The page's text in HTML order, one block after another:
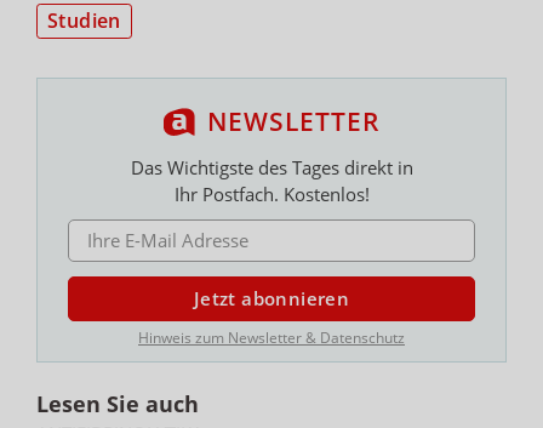
Studien
NEWSLETTER
Das Wichtigste des Tages direkt in
Ihr Postfach. Kostenlos!
E-MAIL ADRESSE
Jetzt abonnieren
Hinweis zum Newsletter & Datenschutz
Lesen Sie auch